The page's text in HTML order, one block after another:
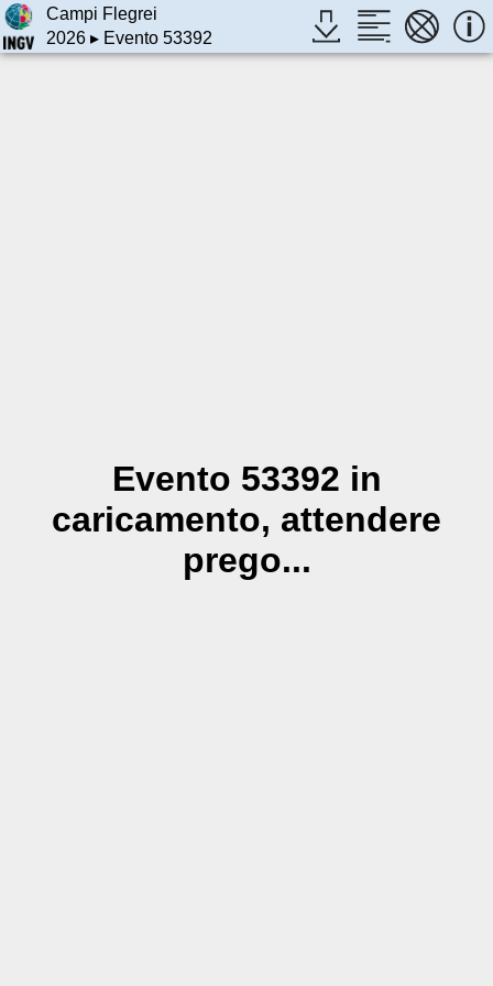
Campi Flegrei
2026▸ Evento 53392
Evento 53392 in
caricamento, attendere
prego...